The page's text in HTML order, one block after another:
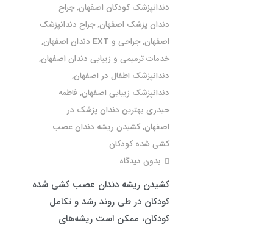
دندانپزشک کودکان اصفهان,جراح
دندان پزشک اصفهان,جراح دندانپزشک
اصفهان,جراحی و EXT دندان اصفهان
,
خدمات ترمیمی و زیبایی دندان اصفهان,
دندانپزشک اطفال در اصفهان,
دندانپزشک زیبایی اصفهان, فاطمه
حیدری بهترین دندان پزشک در
اصفهان,کشیدن ریشه دندان عصب
کشی شده کودکان
بدون دیدگاه
کشیدن ریشه دندان عصب کشی شده
کودکان در طی روند رشد و تکامل
کودکان، ممکن است ریشه‌های